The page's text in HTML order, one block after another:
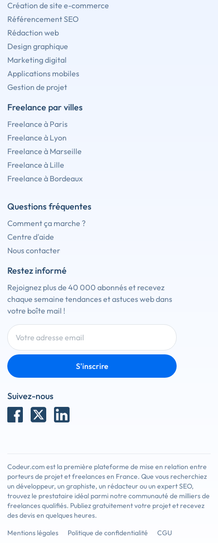
Création de site e-commerce
Référencement SEO
Rédaction web
Design graphique
Marketing digital
Applications mobiles
Gestion de projet
Freelance par villes
Freelance à Paris
Freelance à Lyon
Freelance à Marseille
Freelance à Lille
Freelance à Bordeaux
Questions fréquentes
Comment ça marche ?
Centre d'aide
Nous contacter
Restez informé
Rejoignez plus de 40 000 abonnés et recevez
chaque semaine tendances et astuces web dans
votre boîte mail !
S'inscrire
Suivez-nous
Codeur.com est la première plateforme de mise en relation entre
porteurs de projet et freelances en France. Que vous recherchiez
un développeur, un graphiste, un rédacteur ou un expert SEO,
trouvez le prestataire idéal parmi notre communauté de milliers de
freelances qualifiés. Publiez gratuitement votre projet et recevez
des devis en quelques heures.
Mentions légales
Politique de confidentialité CGU